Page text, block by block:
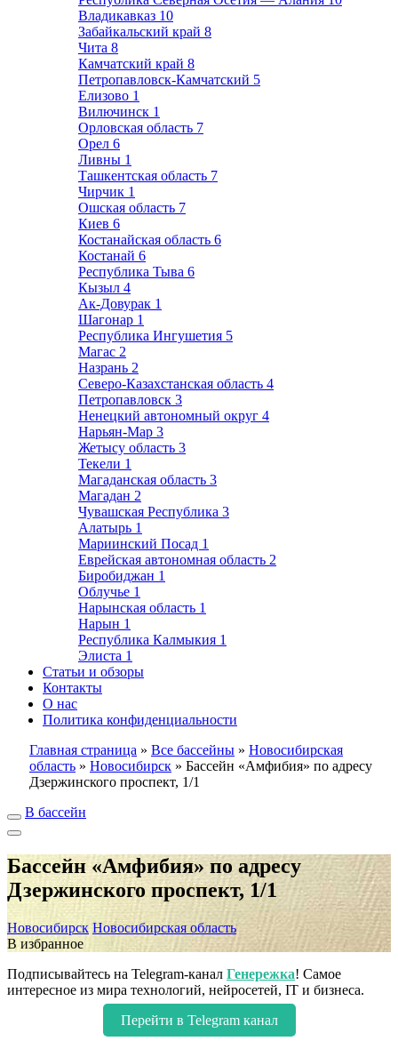
Владикавказ 10
Забайкальский край 8
Чита 8
Камчатский край 8
Петропавловск-Камчатский 5
Елизово 1
Вилючинск 1
Орловская область 7
Орел 6
Ливны 1
Ташкентская область 7
Чирчик 1
Ошская область 7
Киев 6
Костанайская область 6
Костанай 6
Республика Тыва 6
Кызыл 4
Ак-Довурак 1
Шагонар 1
Республика Ингушетия 5
Магас 2
Назрань 2
Северо-Казахстанская область 4
Петропавловск 3
Ненецкий автономный округ 4
Нарьян-Мар 3
Жетысу область 3
Текели 1
Магаданская область 3
Магадан 2
Чувашская Республика 3
Алатырь 1
Мариинский Посад 1
Еврейская автономная область 2
Биробиджан 1
Облучье 1
Нарынская область 1
Нарын 1
Республика Калмыкия 1
Элиста 1
Статьи и обзоры
Контакты
О нас
Политика конфиденциальности
Главная страница » Все бассейны » Новосибирская
область » Новосибирск » Бассейн «Амфибия» по адресу
Дзержинского проспект, 1/1
В бассейн
Бассейн «Амфибия» по адресу
Дзержинского проспект, 1/1
Новосибирск Новосибирская область
В избранное
Подписывайтесь на Telegram-канал Генережка! Самое
интересное из мира технологий, нейросетей, IT и бизнеса.
Перейти в Telegram канал